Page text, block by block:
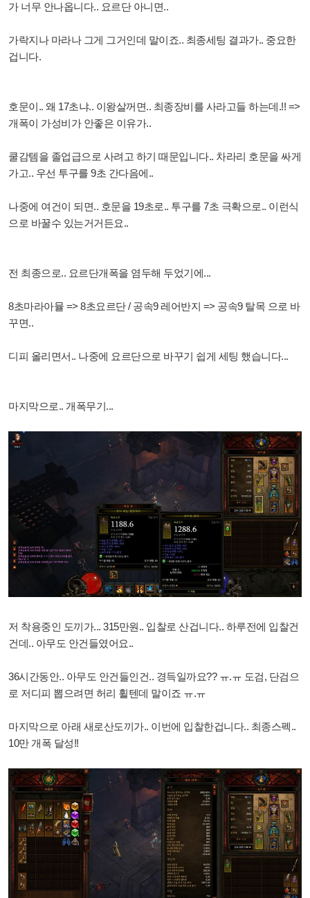
가 너무 안나옵니다.. 요르단 아니면..
가락지나 마라나 그게 그거인데 말이죠.. 최종세팅 결과가.. 중요한
겁니다.
호문이.. 왜 17초냐.. 이왕살꺼면.. 최종장비를 사라고들 하는데.!! =>
개폭이 가성비가 안좋은 이유가..
쿨감템을 졸업급으로 사려고 하기 때문입니다.. 차라리 호문을 싸게
가고.. 우선 투구를 9초 간다음에..
나중에 여건이 되면.. 호문을 19초로.. 투구를 7초 극확으로.. 이런식
으로 바꿀수 있는거거든요..
전 최종으로.. 요르단개폭을 염두해 두었기에...
8초마라아뮬 => 8초요르단 / 공속9 레어반지 => 공속9 탈목 으로 바
꾸면..
디피 올리면서.. 나중에 요르단으로 바꾸기 쉽게 세팅 했습니다...
마지막으로.. 개폭무기...
저 착용중인 도끼가... 315만원.. 입찰로 산겁니다.. 하루전에 입찰건
건데.. 아무도 안건들였어요..
36시간동안.. 아무도 안건들인건.. 경득일까요?? ㅠ.ㅠ 도검, 단검으
로 저디피 뽑으려면 허리 휠텐데 말이죠 ㅠ.ㅠ
마지막으로 아래 새로산도끼가.. 이번에 입찰한겁니다.. 최종스펙..
10만 개폭 달성!!